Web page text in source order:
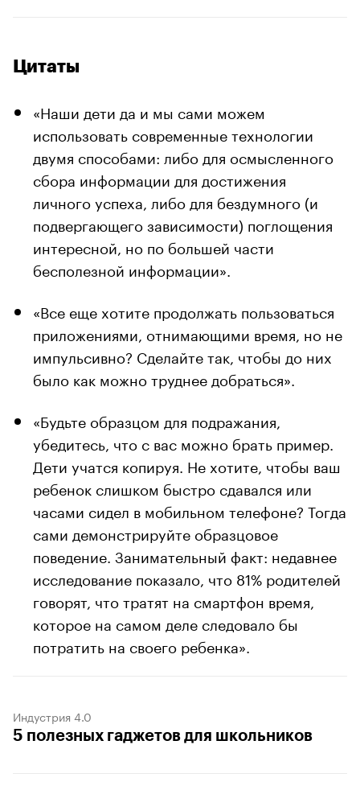
Цитаты
«Наши дети да и мы сами можем
использовать современные технологии
двумя способами: либо для осмысленного
сбора информации для достижения
личного успеха, либо для бездумного (и
подвергающего зависимости) поглощения
интересной, но по большей части
бесполезной информации».
«Все еще хотите продолжать пользоваться
приложениями, отнимающими время, но не
импульсивно? Сделайте так, чтобы до них
было как можно труднее добраться».
«Будьте образцом для подражания,
убедитесь, что с вас можно брать пример.
Дети учатся копируя. Не хотите, чтобы ваш
ребенок слишком быстро сдавался или
часами сидел в мобильном телефоне? Тогда
сами демонстрируйте образцовое
поведение. Занимательный факт: недавнее
исследование показало, что 81% родителей
говорят, что тратят на смартфон время,
которое на самом деле следовало бы
потратить на своего ребенка».
Индустрия 4.0
5 полезных гаджетов для школьников